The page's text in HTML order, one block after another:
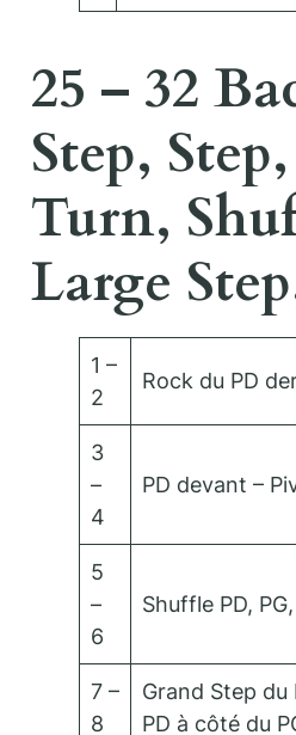
25 – 32
Step,
Turn,
Large
1 –
2
Rock du PD
3
–
4
PD devant –
5
–
6
Shuffle PD,
7 –
8
Grand Step du
PD à côté du